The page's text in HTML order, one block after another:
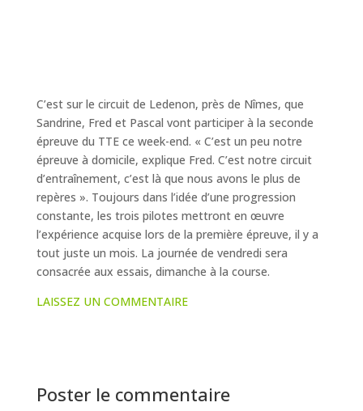
C’est sur le circuit de Ledenon, près de Nîmes, que
Sandrine, Fred et Pascal vont participer à la seconde
épreuve du TTE ce week-end. « C’est un peu notre
épreuve à domicile, explique Fred. C’est notre circuit
d’entraînement, c’est là que nous avons le plus de
repères ». Toujours dans l’idée d’une progression
constante, les trois pilotes mettront en œuvre
l’expérience acquise lors de la première épreuve, il y a
tout juste un mois. La journée de vendredi sera
consacrée aux essais, dimanche à la course.
LAISSEZ UN COMMENTAIRE
Poster le commentaire